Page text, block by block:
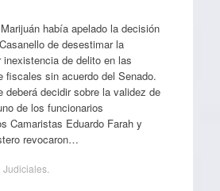
había apelado la decisión
de desestimar la
de delito en las
fiscales sin acuerdo del Senado.
deberá decidir sobre la validez de
de los funcionarios
Camaristas Eduardo Farah y
revocaron…
Judiciales.